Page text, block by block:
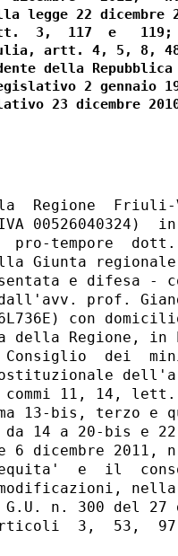
a  chiedere
che ogni contributo ad essa richiesto sia  richiesto  legittimamente,
nel quadro e nel rispetto delle  regole  che  disciplinano  sotto  il
profilo finanziario - come sotto ogni altro profilo - i rapporti  con
lo Stato. 
    Ed essa ritiene che nei punti che formano oggetto della  presente
impugnazione le regole costituzionali e statutarie di  tali  rapporti
non siano rispettate. 
    Vengono qui in considerazione alcune disposizioni  dei  Titoli  I
("Sviluppo ed equita'"), III ("Consolidamento dei conti pubblici")  e
IV ("Disposizioni per la promozione e la tutela della concorrenza"). 
    Quanto al Titolo I, si tratta dell'art. 1,  Aiuto  alla  crescita
economica, e dell'art. 2, Agevolazioni fiscali riferite al costo  del
lavoro nonche' per donne e giovani. 
    Quanto  al  Titolo  III,  si   tratta   dell'art.   13,   recante
Anticipazione sperimentale dell'imposta municipale propria, dell'art.
14, recante Istituzione  del  tributo  comunale  sui  rifiuti  e  sui
servizi, e dell'art. 16, Disposizioni per la tassazione  di  auto  di
lusso, imbarcazioni ed aerei (tutti facenti parte  del  Capo  secondo
Disposizioni in materia di maggiori entrate). 
    Si tratta poi dell'art. 23, Riduzione dei costi di  funzionamento
delle Autorita' di Governo, del CNEL, delle Autorita' indipendenti  e
delle Province, facente parte del Capo  terzo  (Riduzioni  di  spesa.
Costi degli apparati), nonche' dell'art. 28,  recante  Concorso  alla
manovra degli Enti territoriali e ulteriori riduzioni di  spese,  che
forma ed esaurisce il capo  VI  (Concorso  alla  manovra  degli  Enti
territoriali). 
    Quanto al Titolo IV si tratta dell'art. 31, Esercizi  commerciali
(facente  parte  del  capo  I,  Liberalizzazioni),  e  dell'art.  48,
Clausola di finalizzazione, che ricade nel Capo  IV,  Misure  per  lo
sviluppo infrastrutturale. 
    Ad avviso della Regione Friuli-Venezia  Giulia,  le  disposizioni
succitate risultano lesive delle proprie prerogative costituzionali e
statutarie per le seguenti ragioni di 
 
                               DIRITTO 
 
    1) Illegittimita' costituzionale dell'art. 1, commi da 1 a  8,  e
dell'art. 2, commi 1 e 2. 
    L'art. 1, comma l, del d.l. 201/2011 prevede deduzioni che  vanno
ad abbassare il reddito imponibile ai fini dell'imposta  sul  reddito
delle societa' (Ires), degli altri enti di cui allo stesso comma 1, e
sul  "reddito  d'impresa  di  persone  fisiche,  societa'   in   nome
collettivo e  in  accomandita  semplice  in  regime  di  contabilita'
ordinaria" (v. il comma 7), e cio' "in considerazione della  esigenza
di rilanciare Io